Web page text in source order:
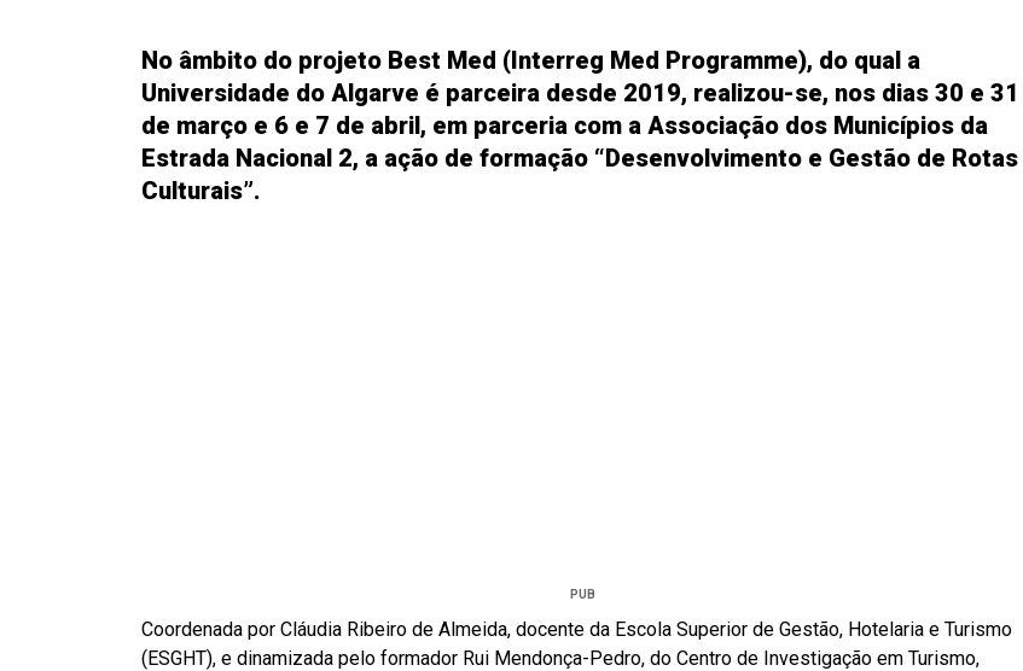
No âmbito do projeto Best Med (Interreg Med Programme), do qual a
Universidade do Algarve é parceira desde 2019, realizou-se, nos dias 30 e 31
de março e 6 e 7 de abril, em parceria com a Associação dos Municípios da
Estrada Nacional 2, a ação de formação “Desenvolvimento e Gestão de Rotas
Culturais”.
PUB
Coordenada por Cláudia Ribeiro de Almeida, docente da Escola Superior de Gestão, Hotelaria e Turismo
(ESGHT), e dinamizada pelo formador Rui Mendonça-Pedro, do Centro de Investigação em Turismo,